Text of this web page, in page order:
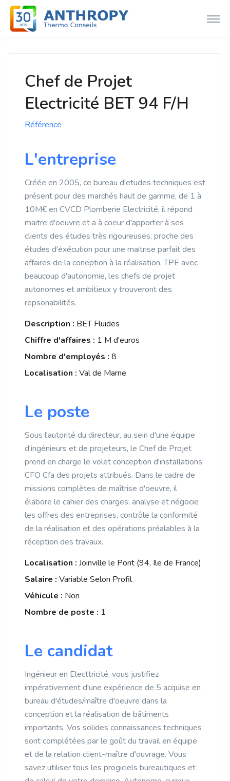
Chef de Projet
Electricité BET 94 F/H
Référence
L'entreprise
Créée en 2005, ce bureau d'etudes techniques est
présent pour des marchés haut de gamme, de 1 à
10M€ en CVCD Plomberie Electricité, il répond
maitre d'oeuvre et a à coeur d'apporter à ses
clients des études très rigoureuses, proche des
études d'éxécution pour une maitrise parfait des
affaires de la coneption à la réalisation. TPE avec
beaucoup d'autonomie, les chefs de projet
autonomes et ambitieux y trouveront des
repsonabilités.
Description : BET Fluides
Chiffre d'affaires : 1 M d'euros
Nombre d'employés : 8
Localisation : Val de Marne
Le poste
Sous l'autorité du directeur, au sein d'une équipe
d'ingénieurs et de projeteurs, le Chef de Projet
prend en charge le volet conception d'installations
CFO Cfa des projets attribués. Dans le cadre de
missions complètes de maîtrise d'oeuvre, il
élabore le cahier des charges, analyse et négocie
les offres des entreprises, contrôle la conformité
de la réalisation et des opérations préalables à la
réception des travaux.
Localisation : Joinville le Pont (94, Ile de France)
Salaire : Variable Selon Profil
Véhicule : Non
Nombre de poste : 1
Le candidat
Ingénieur en Electtricité, vous justifiez
impérativement d'une expérience de 5 acquise en
bureau d'études/maître d'oeuvre dans la
conception et la réalisation de bâtiments
importants. Vos solides connaissances techniques
sont complétées par le goût du travail en équipe
et de la relation client-maître d'ouvrage. Vous
savez utiliser tous les progiciels bureautiques et